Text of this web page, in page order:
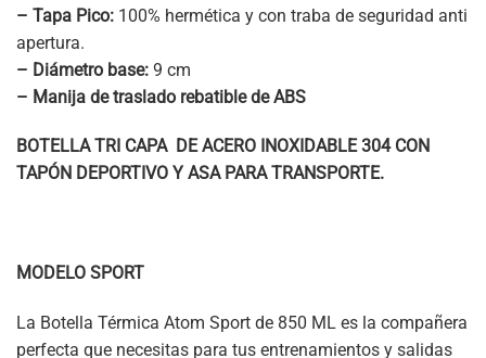
– Tapa Pico: 100% hermética y con traba de seguridad anti
apertura.
– Diámetro base: 9 cm
– Manija de traslado rebatible de ABS
BOTELLA TRI CAPA DE ACERO INOXIDABLE 304 CON
TAPÓN DEPORTIVO Y ASA PARA TRANSPORTE.
MODELO SPORT
La Botella Térmica Atom Sport de 850 ML es la compañera
perfecta que necesitas para tus entrenamientos y salidas